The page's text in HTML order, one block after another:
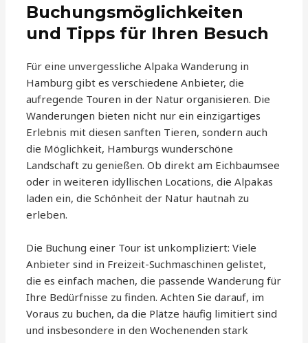
Buchungsmöglichkeiten
und Tipps für Ihren Besuch
Für eine unvergessliche Alpaka Wanderung in
Hamburg gibt es verschiedene Anbieter, die
aufregende Touren in der Natur organisieren. Die
Wanderungen bieten nicht nur ein einzigartiges
Erlebnis mit diesen sanften Tieren, sondern auch
die Möglichkeit, Hamburgs wunderschöne
Landschaft zu genießen. Ob direkt am Eichbaumsee
oder in weiteren idyllischen Locations, die Alpakas
laden ein, die Schönheit der Natur hautnah zu
erleben.
Die Buchung einer Tour ist unkompliziert: Viele
Anbieter sind in Freizeit-Suchmaschinen gelistet,
die es einfach machen, die passende Wanderung für
Ihre Bedürfnisse zu finden. Achten Sie darauf, im
Voraus zu buchen, da die Plätze häufig limitiert sind
und insbesondere in den Wochenenden stark